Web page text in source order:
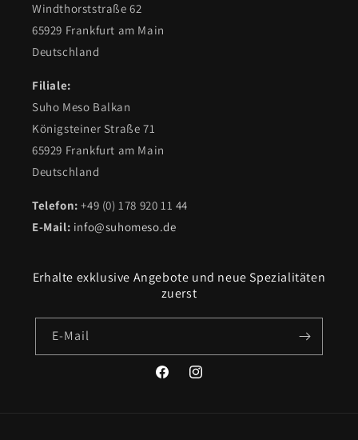
Windthorststraße 62
65929 Frankfurt am Main
Deutschland
Filiale:
Suho Meso Balkan
Königsteiner Straße 71
65929 Frankfurt am Main
Deutschland
Telefon: +49 (0) 178 920 11 44
E-Mail: info@suhomeso.de
Erhalte exklusive Angebote und neue Spezialitäten
zuerst
E-Mail
FacebookInstagram